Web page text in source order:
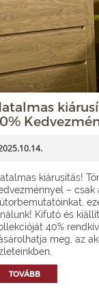
kiárusítás!
–
Kifutó és
40%
meg, az
TOVÁBB